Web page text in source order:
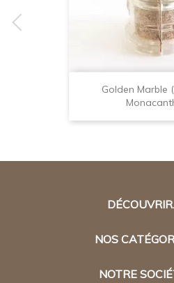
Golden Marble
NOS
NOTRE